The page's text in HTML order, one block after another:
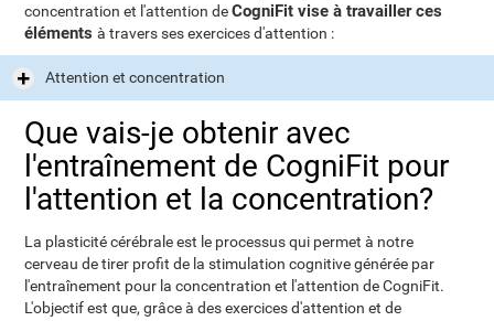
concentration et l'attention deCogniFit vise à travailler ces
élémentsà travers ses exercices d'attention :
Attention et concentration
Que vais-je obtenir avec
l'entraînement de CogniFit pour
l'attention et la concentration?
La plasticité cérébrale est le processus qui permet à notre
cerveau de tirer profit de la stimulation cognitive générée par
l'entraînement pour la concentration et l'attention de CogniFit.
L'objectif est que, grâce à des exercices d'attention et de